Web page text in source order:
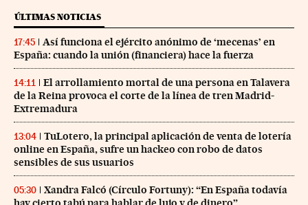
ÚLTIMAS NOTICIAS
17:45
Así funciona el ejército anónimo de ‘mecenas’ en
España: cuando la unión (financiera) hace la fuerza
14:11
El arrollamiento mortal de una persona en Talavera
de la Reina provoca el corte de la línea de tren Madrid-
Extremadura
13:04
TuLotero, la principal aplicación de venta de lotería
online en España, sufre un hackeo con robo de datos
sensibles de sus usuarios
05:30
Xandra Falcó (Círculo Fortuny): “En España todavía